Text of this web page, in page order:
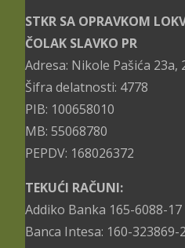
STKR SA OPRAVKOM
ČOLAK SLAVKO PR
Adresa: Nikole Pašića 23a,
Šifra delatnosti: 4778
PIB: 100658010
MB: 55068780
PEPDV: 168026372
TEKUĆI RAČUNI:
Addiko Banka 165-6088-17
Banca Intesa: 160-323869-